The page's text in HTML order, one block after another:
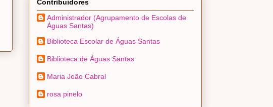
Contribuidores
Administrador (Agrupamento de Escolas de
Águas Santas)
Biblioteca Escolar de Águas Santas
Biblioteca de Águas Santas
Maria João Cabral
rosa pinelo